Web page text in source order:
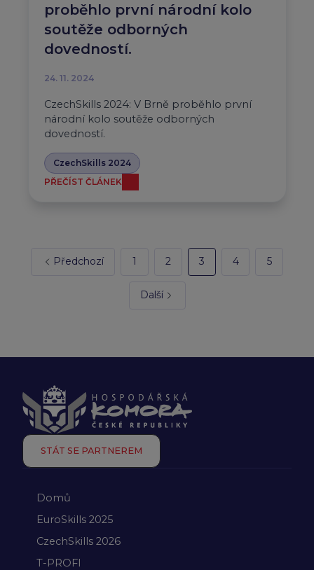
proběhlo první národní kolo
soutěže odborných
dovedností.
24. 11. 2024
CzechSkills 2024: V Brně proběhlo první
národní kolo soutěže odborných
dovedností.
CzechSkills 2024
PŘEČÍST ČLÁNEK
Předchozí 1 2 3 4 5
Další
STÁT SE PARTNEREM
Domů
EuroSkills 2025
CzechSkills 2026
T-PROFI